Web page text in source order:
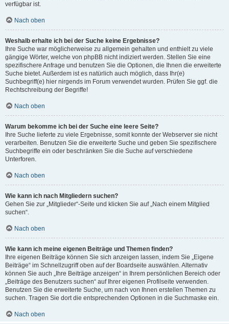
verfügbar ist.
Nach oben
Weshalb erhalte ich bei der Suche keine Ergebnisse?
Ihre Suche war möglicherweise zu allgemein gehalten und enthielt zu viele
gängige Wörter, welche von phpBB nicht indiziert werden. Stellen Sie eine
spezifischere Anfrage und benutzen Sie die Optionen, die Ihnen die erweiterte
Suche bietet. Außerdem ist es natürlich auch möglich, dass Ihr(e)
Suchbegriff(e) hier nirgends im Forum verwendet wurden. Prüfen Sie ggf. die
Rechtschreibung der Begriffe!
Nach oben
Warum bekomme ich bei der Suche eine leere Seite?
Ihre Suche lieferte zu viele Ergebnisse, somit konnte der Webserver sie nicht
verarbeiten. Benutzen Sie die erweiterte Suche und geben Sie spezifischere
Suchbegriffe ein oder beschränken Sie die Suche auf verschiedene
Unterforen.
Nach oben
Wie kann ich nach Mitgliedern suchen?
Gehen Sie zur „Mitglieder“-Seite und klicken Sie auf „Nach einem Mitglied
suchen“.
Nach oben
Wie kann ich meine eigenen Beiträge und Themen finden?
Ihre eigenen Beiträge können Sie sich anzeigen lassen, indem Sie „Eigene
Beiträge“ im Schnellzugriff oben auf der Boardseite auswählen. Alternativ
können Sie auch „Ihre Beiträge anzeigen“ in Ihrem persönlichen Bereich oder
„Beiträge des Benutzers suchen“ auf Ihrer eigenen Profilseite verwenden.
Benutzen Sie die erweiterte Suche, um nach von Ihnen erstellen Themen zu
suchen. Tragen Sie dort die entsprechenden Optionen in die Suchmaske ein.
Nach oben